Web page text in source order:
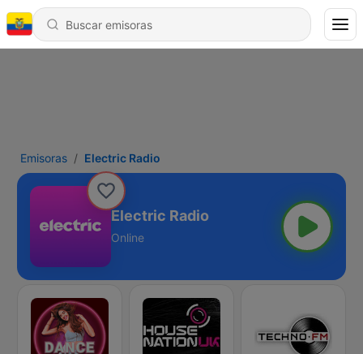
Emisoras Electric Radio
Electric Radio
Online